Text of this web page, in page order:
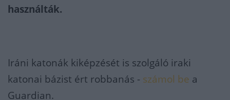
használták.
Iráni katonák kiképzését is szolgáló iraki
katonai bázist ért robbanás - számol be a
Guardian.